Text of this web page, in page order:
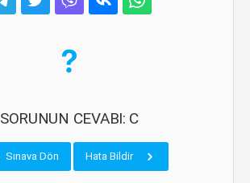
SORUNUN CEVABI: C
Sınava Dön Hata Bildir